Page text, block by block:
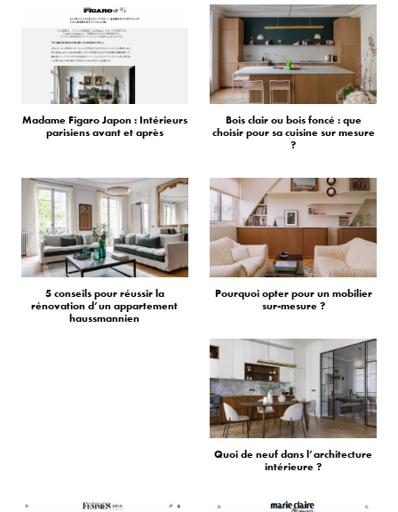
Madame Figaro Japon : Intérieurs
parisiens avant et après
Bois clair ou bois foncé : que
choisir pour sa cuisine sur mesure
?
5 conseils pour réussir la
rénovation d’un appartement
haussmannien
Pourquoi opter pour un mobilier
sur-mesure ?
Quoi de neuf dans l’architecture
intérieure ?